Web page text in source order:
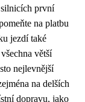
silnicích první
na platbu
jezdí také
větší
nejlevnější
na delších
dopravu, jako